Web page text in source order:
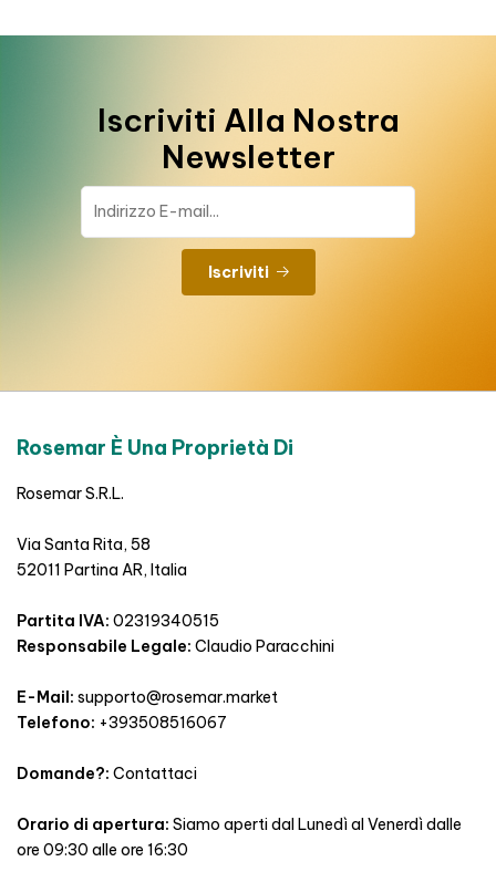
Iscriviti Alla Nostra
Newsletter
Iscriviti
Rosemar È Una Proprietà Di
Rosemar S.R.L.
Via Santa Rita, 58
52011 Partina AR, Italia
Partita IVA: 02319340515
Responsabile Legale: Claudio Paracchini
E-Mail: supporto@rosemar.market
Telefono: +393508516067
Domande?: Contattaci
Orario di apertura: Siamo aperti dal Lunedì al Venerdì dalle
ore 09:30 alle ore 16:30